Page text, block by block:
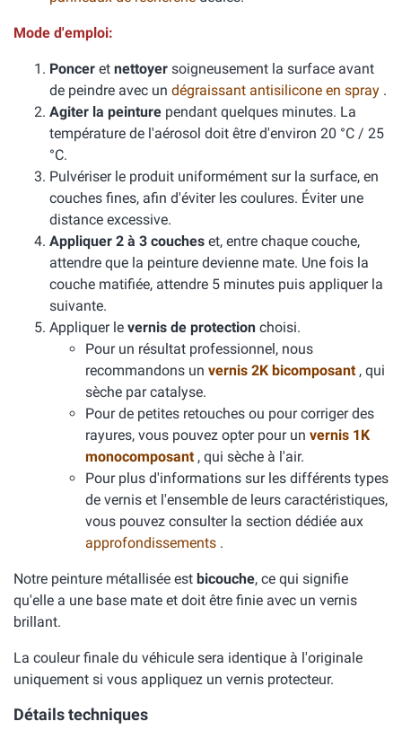
Mode d'emploi:
Poncer et nettoyer soigneusement la surface avant
de peindre avec un dégraissant antisilicone en spray .
Agiter la peinture pendant quelques minutes. La
température de l'aérosol doit être d'environ 20 °C / 25
°C.
Pulvériser le produit uniformément sur la surface, en
couches fines, afin d'éviter les coulures. Éviter une
distance excessive.
Appliquer 2 à 3 couches et, entre chaque couche,
attendre que la peinture devienne mate. Une fois la
couche matifiée, attendre 5 minutes puis appliquer la
suivante.
Appliquer le vernis de protection choisi.
Pour un résultat professionnel, nous
recommandons un vernis 2K bicomposant , qui
sèche par catalyse.
Pour de petites retouches ou pour corriger des
rayures, vous pouvez opter pour un vernis 1K
monocomposant , qui sèche à l'air.
Pour plus d'informations sur les différents types
de vernis et l'ensemble de leurs caractéristiques,
vous pouvez consulter la section dédiée aux
approfondissements .
Notre peinture métallisée est bicouche, ce qui signifie
qu'elle a une base mate et doit être finie avec un vernis
brillant.
La couleur finale du véhicule sera identique à l'originale
uniquement si vous appliquez un vernis protecteur.
Détails techniques